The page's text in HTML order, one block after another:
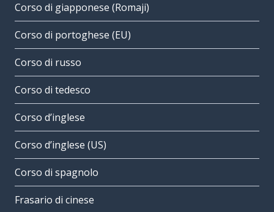
Corso di giapponese (Romaji)
Corso di portoghese (EU)
Corso di russo
Corso di tedesco
Corso d’inglese
Corso d’inglese (US)
Corso di spagnolo
Frasario di cinese